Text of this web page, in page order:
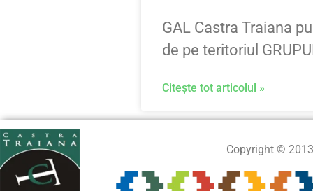
GAL Castra Traiana
de pe teritoriul
Citește tot articolul »
Copyright ©